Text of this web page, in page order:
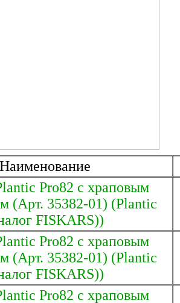
Наименование
Pro82 с храповым
(Арт. 35382-01) (Plantic
FISKARS))
Pro82 с храповым
(Арт. 35382-01) (Plantic
FISKARS))
Pro82 с храповым